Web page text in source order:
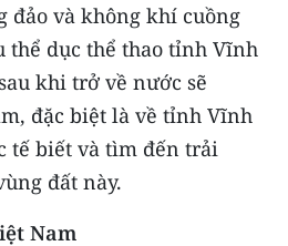
Bộ và Tây
đảo và không khí cuồng
thể dục thể thao tỉnh Vĩnh
khi trở về nước sẽ
đặc biệt là về tỉnh Vĩnh
tế biết và tìm đến trải
đất này.
Nam